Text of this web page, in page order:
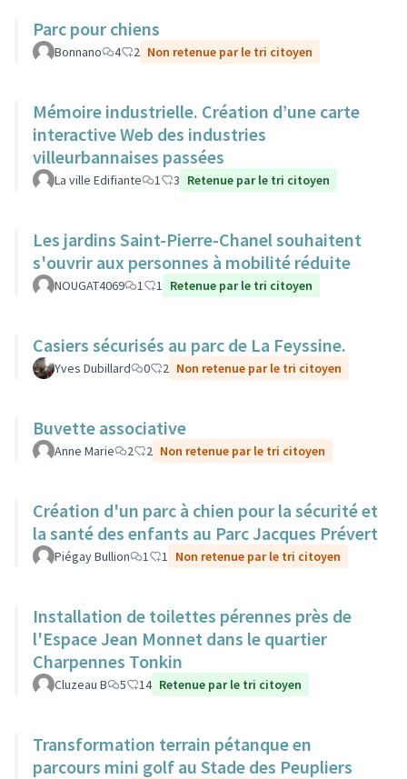
Parc pour chiens
Bonnano 4 2 Non retenue par le tri citoyen
Mémoire industrielle. Création d’une carte
interactive Web des industries
villeurbannaises passées
La ville Edifiante 1 3 Retenue par le tri citoyen
Les jardins Saint-Pierre-Chanel souhaitent
s'ouvrir aux personnes à mobilité réduite
NOUGAT4069 1 1 Retenue par le tri citoyen
Casiers sécurisés au parc de La Feyssine.
Yves Dubillard 0 2 Non retenue par le tri citoyen
Buvette associative
Anne Marie 2 2 Non retenue par le tri citoyen
Création d'un parc à chien pour la sécurité et
la santé des enfants au Parc Jacques Prévert
Piégay Bullion 1 1 Non retenue par le tri citoyen
Installation de toilettes pérennes près de
l'Espace Jean Monnet dans le quartier
Charpennes Tonkin
Cluzeau B 5 14 Retenue par le tri citoyen
Transformation terrain pétanque en
parcours mini golf au Stade des Peupliers